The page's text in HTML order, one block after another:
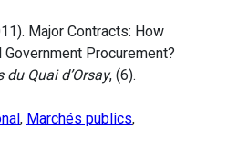
Major Contracts: How
Procurement?
Quai d’Orsay, (6).
, Marchés publics,